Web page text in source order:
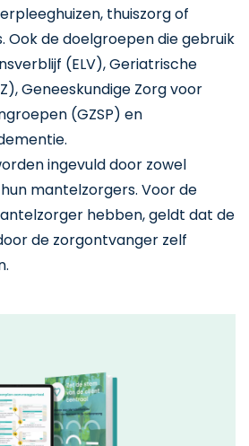
thuiszorg of
Ook de doelgroepen die gebruik
(ELV), Geriatrische
Geneeskundige Zorg voor
(GZSP) en
ingevuld door zowel
mantelzorgers. Voor de
hebben, geldt dat de
de zorgontvanger zelf